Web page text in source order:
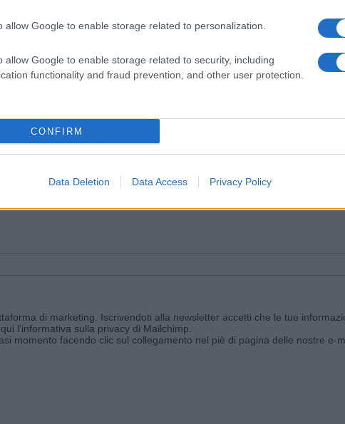
allow Google to enable storage related to personalization.
allow Google to enable storage related to security, including
functionality and fraud prevention, and other user protection.
CONFIRM
Data Deletion Data Access Privacy Policy
Invia un Comunicato Stampa|Pubblicità|Segnala
e ricevi le nostre email periodiche contenenti le ultime notizie pubblicate
di marketing. Iscrivendoti alla newsletter accetti che le tue
l'informativa sulla privacy di Mailchimp
momento facendo clic sul collegamento nel piè di pagina delle nostre e-